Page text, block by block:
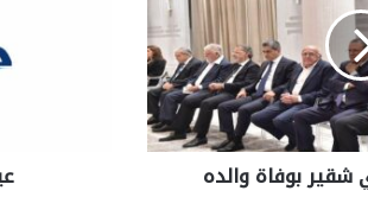
شقير بوفاة والده